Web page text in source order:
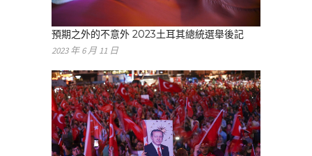
預期之外的不意外 2023土耳其總統選舉後記
2023 年 6 月 11 日